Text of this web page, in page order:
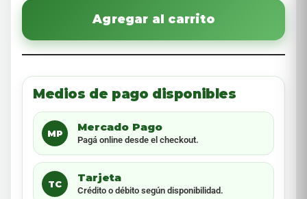
Agregar al carrito
Medios de pago disponibles
MP
Mercado Pago
Pagá online desde el checkout.
TC
Tarjeta
Crédito o débito según disponibilidad.